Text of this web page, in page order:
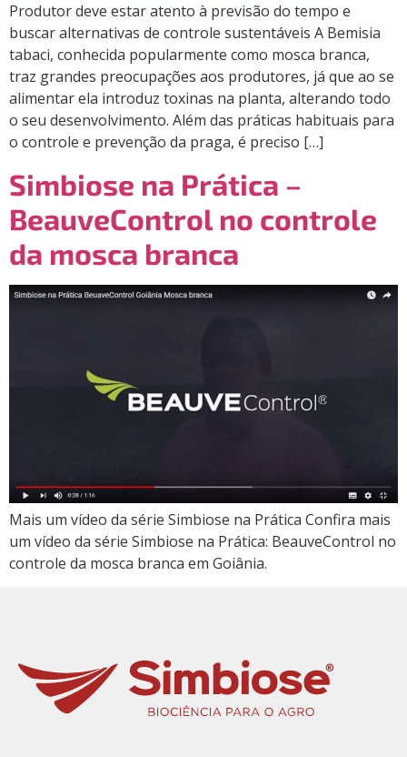
Produtor deve estar atento à previsão do tempo e
buscar alternativas de controle sustentáveis A Bemisia
tabaci, conhecida popularmente como mosca branca,
traz grandes preocupações aos produtores, já que ao se
alimentar ela introduz toxinas na planta, alterando todo
o seu desenvolvimento. Além das práticas habituais para
o controle e prevenção da praga, é preciso […]
Simbiose na Prática –
BeauveControl no controle
da mosca branca
Mais um vídeo da série Simbiose na Prática Confira mais
um vídeo da série Simbiose na Prática: BeauveControl no
controle da mosca branca em Goiânia.